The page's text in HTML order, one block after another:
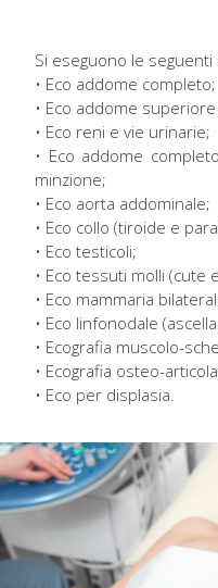
Si eseguono le seguenti
• Eco addome completo;
• Eco addome
• Eco reni e vie urinarie;
• Eco addome
minzione;
• Eco aorta addominale;
• Eco collo (tiroide e
• Eco testicoli;
• Eco tessuti molli (cute
• Eco mammaria
• Eco linfonodale
• Ecografia muscolo-
• Ecografia osteo-
• Eco per displasia.